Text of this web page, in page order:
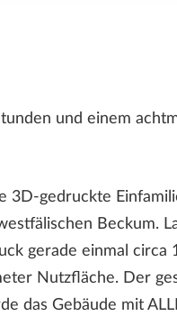
und einem
3D-gedruckte
Beckum.
gerade einmal circa
Nutzfläche. Der
das Gebäude mit